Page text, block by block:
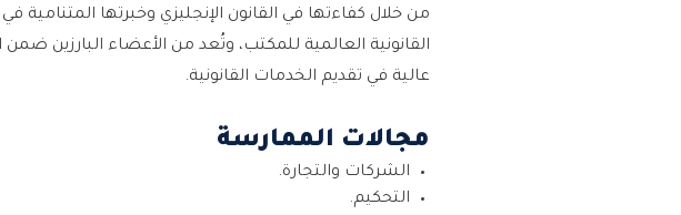
من خلال كفاءتها في القانون الإنجليزي وخبرتها المتنامية
القانونية العالمية للمكتب، وتُعد من الأعضاء البارزين ضمن
عالية في تقديم الخدمات القانونية.
مجالات الممارسة
الشركات والتجارة.
التحكيم.